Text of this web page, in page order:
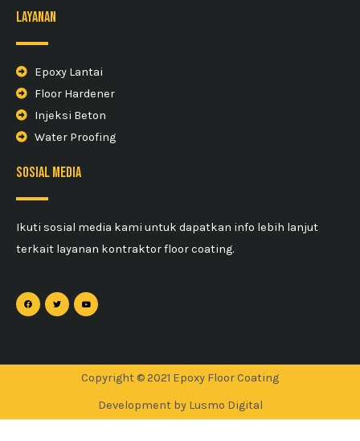
Layanan
Epoxy Lantai
Floor Hardener
Injeksi Beton
Water Proofing
sosial media
Ikuti sosial media kami untuk dapatkan info lebih lanjut
terkait layanan kontraktor floor coating.
Copyright © 2021 Epoxy Floor Coating
Development by Lusmo Digital